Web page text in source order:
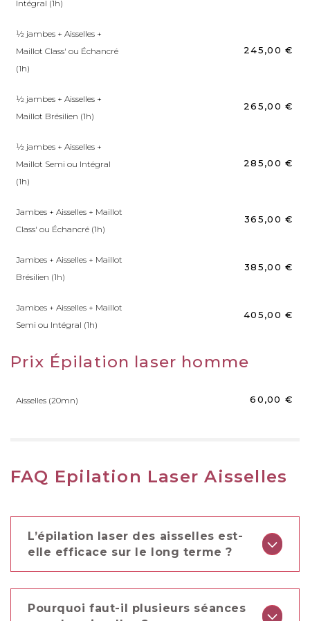
Intégral (1h)
1⁄2 jambes + Aisselles +
Maillot Class' ou Échancré
(1h)
245,00 €
1⁄2 jambes + Aisselles +
Maillot Brésilien (1h)
265,00 €
1⁄2 jambes + Aisselles +
Maillot Semi ou Intégral
(1h)
285,00 €
Jambes + Aisselles + Maillot
Class' ou Échancré (1h)
365,00 €
Jambes + Aisselles + Maillot
Brésilien (1h)
385,00 €
Jambes + Aisselles + Maillot
Semi ou Intégral (1h)
405,00 €
Prix Épilation laser homme
Aisselles (20mn) 60,00 €
FAQ Epilation Laser Aisselles
L’épilation laser des aisselles est-
elle efficace sur le long terme ?
poils y sont généralement foncés et épais.
Pourquoi faut-il plusieurs séances